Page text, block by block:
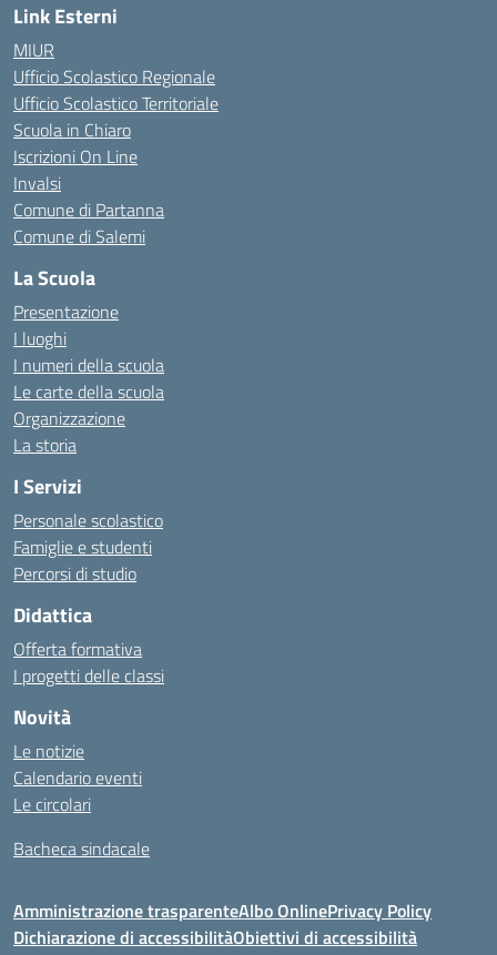
Link Esterni
MIUR
Ufficio Scolastico Regionale
Ufficio Scolastico Territoriale
Scuola in Chiaro
Iscrizioni On Line
Invalsi
Comune di Partanna
Comune di Salemi
La Scuola
Presentazione
I luoghi
I numeri della scuola
Le carte della scuola
Organizzazione
La storia
I Servizi
Personale scolastico
Famiglie e studenti
Percorsi di studio
Didattica
Offerta formativa
I progetti delle classi
Novità
Le notizie
Calendario eventi
Le circolari
Bacheca sindacale
Amministrazione trasparenteAlbo OnlinePrivacy Policy
Dichiarazione di accessibilitàObiettivi di accessibilità